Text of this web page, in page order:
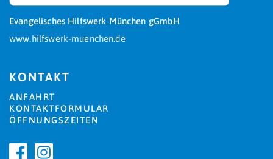
Evangelisches Hilfswerk München gGmbH
www.hilfswerk-muenchen.de
KONTAKT
ANFAHRT
KONTAKTFORMULAR
ÖFFNUNGSZEITEN